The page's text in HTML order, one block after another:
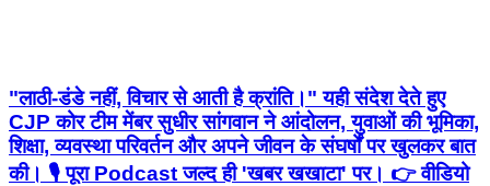
"लाठी-डंडे नहीं, विचार से आती है क्रांति।" यही संदेश देते हुए
CJP कोर टीम मेंबर सुधीर सांगवान ने आंदोलन, युवाओं की भूमिका,
शिक्षा, व्यवस्था परिवर्तन और अपने जीवन के संघर्षों पर खुलकर बात
की। 🎙️ पूरा Podcast जल्द ही 'खबर खखाटा' पर। 👉 वीडियो